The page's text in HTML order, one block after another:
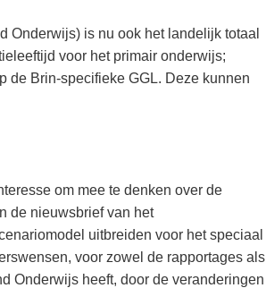
Onderwijs) is nu ook het landelijk totaal
voor het primair onderwijs;
de Brin-specifieke GGL. Deze kunnen
om mee te denken over de
de nieuwsbrief van het
uitbreiden voor het speciaal
voor zowel de rapportages als
Onderwijs heeft, door de veranderingen